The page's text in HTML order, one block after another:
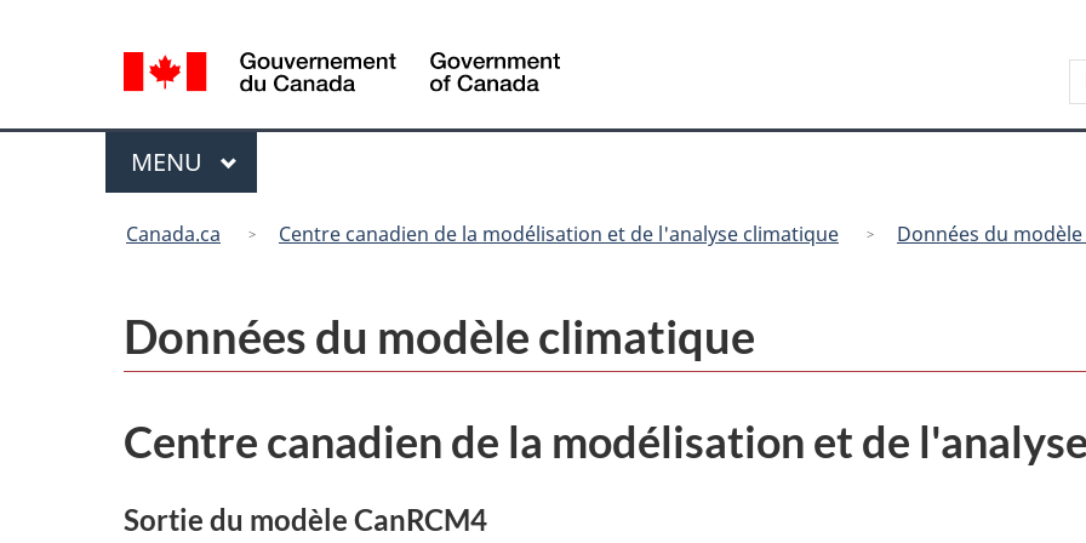
de
la
langue
Menu
MENU PRINCIPAL
Canada.ca Centre canadien de la modélisation et de l'analyse climatique Données du
Données du modèle climatique
Centre canadien de la modélisation et de
Sortie du modèle CanRCM4